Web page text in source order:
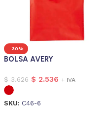
-30%
BOLSA AVERY
$3.626 $ 2.536 + IVA
SKU: C46-6